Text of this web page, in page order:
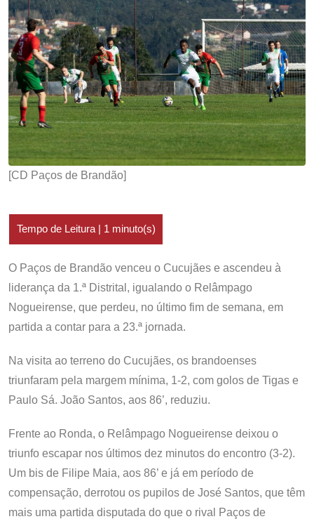
[CD Paços de Brandão]
O Paços de Brandão venceu o Cucujães e ascendeu à
liderança da 1.ª Distrital, igualando o Relâmpago
Nogueirense, que perdeu, no último fim de semana, em
partida a contar para a 23.ª jornada.
Na visita ao terreno do Cucujães, os brandoenses
triunfaram pela margem mínima, 1-2, com golos de Tigas e
Paulo Sá. João Santos, aos 86’, reduziu.
Frente ao Ronda, o Relâmpago Nogueirense deixou o
triunfo escapar nos últimos dez minutos do encontro (3-2).
Um bis de Filipe Maia, aos 86’ e já em período de
compensação, derrotou os pupilos de José Santos, que têm
mais uma partida disputada do que o rival Paços de